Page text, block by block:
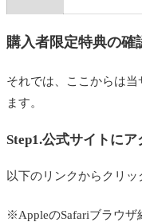
購入者限定特典の確
それでは、ここからは
ます。
Step1.公式サイトにア
以下のリンクからクリッ
※AppleのSafariブラウ